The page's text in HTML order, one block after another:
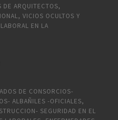
DE ARQUITECTOS,
VICIOS OCULTOS Y
EN LA
DE CONSORCIOS-
ALBAÑILES -OFICIALES,
SEGURIDAD EN EL